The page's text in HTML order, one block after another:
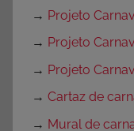
→ Projeto
→ Projeto
→ Projeto
→ Cartaz de
→ Mural de